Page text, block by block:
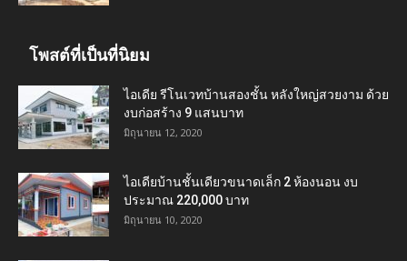
โพสต์ที่เป็นที่นิยม
ไอเดีย รีโนเวทบ้านสองชั้น หลังใหญ่สวยงาม ด้วย
งบก่อสร้าง 9 แสนบาท
มิถุนายน 12, 2020
ไอเดียบ้านชั้นเดียวขนาดเล็ก 2 ห้องนอน งบ
ประมาณ 220,000 บาท
มิถุนายน 10, 2020